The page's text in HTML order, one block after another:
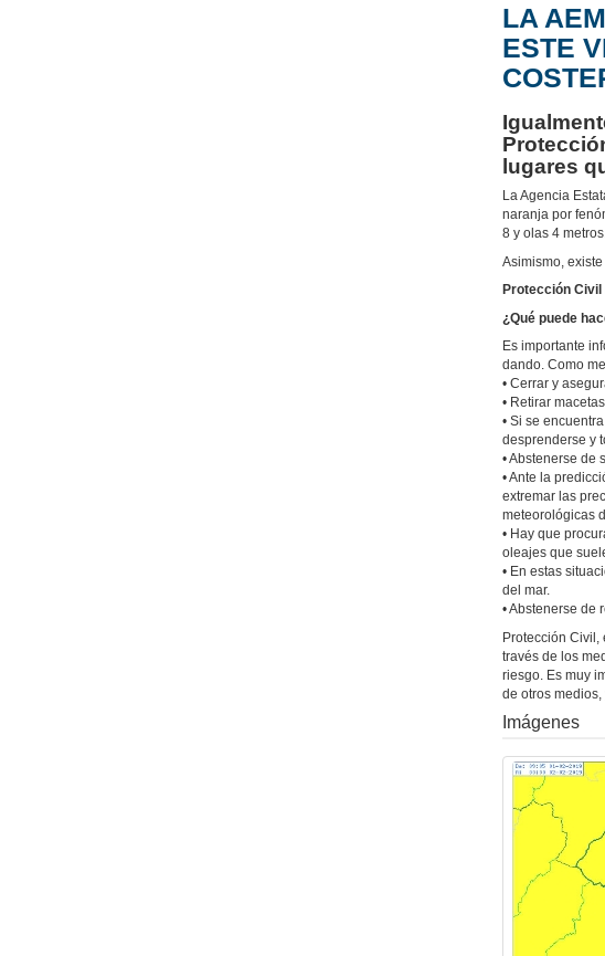
LA
ESTE
lugares
La Agencia
naranja por
8 y olas 4
Asimismo,
Protección
¿Qué puede
Es importante
dando. Como
• Cerrar y
• Retirar
• Si se
desprenderse y
• Abstenerse de
• Ante la
extremar las
meteorológicas
• Hay que
oleajes que
• En estas
del mar.
• Abstenerse de
Protección Civil,
través de los
riesgo. Es muy
de otros
Imágenes